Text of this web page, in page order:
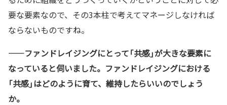
要な要素なので、その3本柱で考えてマネージしなければ
ならないものですね。
——ファンドレイジングにとって「共感」が大きな要素に
なっていると伺いました。ファンドレイジングにおける
「共感」はどのように育て、維持したらいいのでしょう
か。